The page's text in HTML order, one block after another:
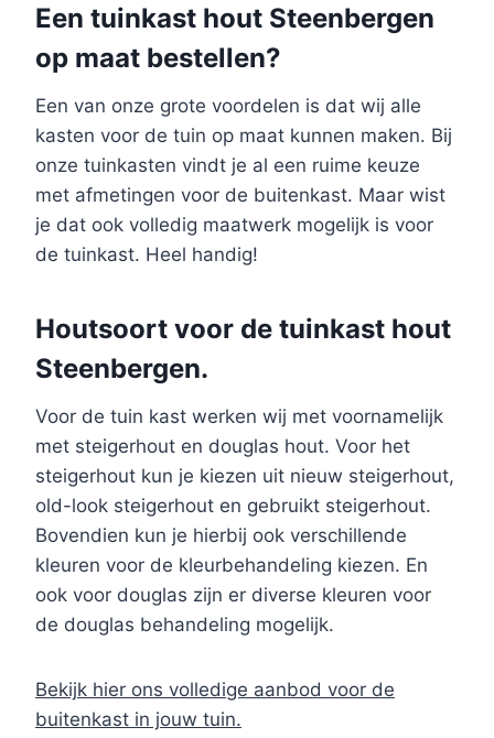
Een tuinkast hout Steenbergen
op maat bestellen?
Een van onze grote voordelen is dat wij alle
kasten voor de tuin op maat kunnen maken. Bij
onze tuinkasten vindt je al een ruime keuze
met afmetingen voor de buitenkast. Maar wist
je dat ook volledig maatwerk mogelijk is voor
de tuinkast. Heel handig!
Houtsoort voor de tuinkast hout
Steenbergen.
Voor de tuin kast werken wij met voornamelijk
met steigerhout en douglas hout. Voor het
steigerhout kun je kiezen uit nieuw steigerhout,
old-look steigerhout en gebruikt steigerhout.
Bovendien kun je hierbij ook verschillende
kleuren voor de kleurbehandeling kiezen. En
ook voor douglas zijn er diverse kleuren voor
de douglas behandeling mogelijk.
Bekijk hier ons volledige aanbod voor de
buitenkast in jouw tuin.